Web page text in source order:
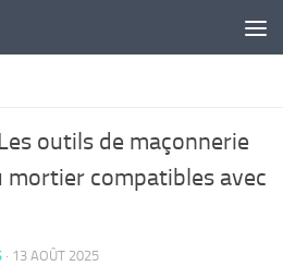
outils de maçonnerie
mortier compatibles avec
· 13 AOÛT 2025